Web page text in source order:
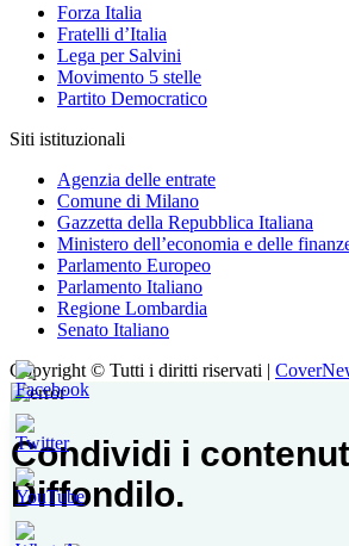
Forza Italia
Fratelli d’Italia
Lega per Salvini
Movimento 5 stelle
Partito Democratico
Siti istituzionali
Agenzia delle entrate
Comune di Milano
Gazzetta della Repubblica Italiana
Ministero dell’economia e delle
Parlamento Europeo
Parlamento Italiano
Regione Lombardia
Senato Italiano
Copyright © Tutti i diritti riservati |
Condividi i
Diffondilo.